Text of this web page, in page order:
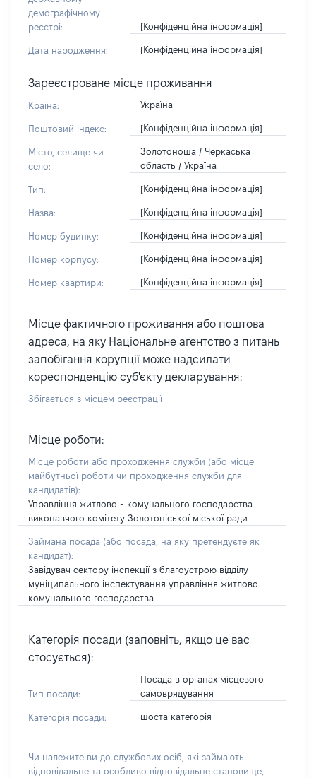
демографічному
реєстрі:
[Конфіденційна інформація]
Дата народження: [Конфіденційна інформація]
Зареєстроване місце проживання
Країна: Україна
Поштовий індекс: [Конфіденційна інформація]
Місто, селище чи
село:
Золотоноша / Черкаська
область / Україна
Тип: [Конфіденційна інформація]
Назва: [Конфіденційна інформація]
Номер будинку: [Конфіденційна інформація]
Номер корпусу: [Конфіденційна інформація]
Номер квартири: [Конфіденційна інформація]
Місце фактичного проживання або поштова
адреса, на яку Національне агентство з питань
запобігання корупції може надсилати
кореспонденцію суб'єкту декларування:
Збігається з місцем реєстрації
Місце роботи:
Місце роботи або проходження служби (або місце
майбутньої роботи чи проходження служби для
кандидатів):
Управління житлово - комунального господарства
виконавчого комітету Золотоніської міської ради
Займана посада (або посада, на яку претендуєте як
кандидат):
Завідувач сектору інспекції з благоустрою відділу
муніципального інспектування управління житлово -
комунального господарства
Категорія посади (заповніть, якщо це вас
стосується):
Тип посади:
Посада в органах місцевого
самоврядування
Категорія посади: шоста категорія
Чи належите ви до службових осіб, які займають
відповідальне та особливо відповідальне становище,